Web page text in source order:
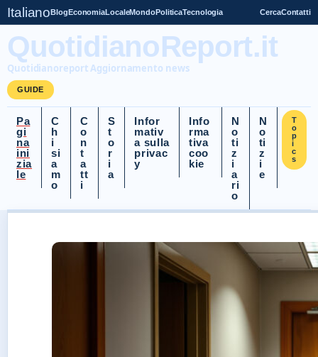
ItalianoBlogEconomiaLocaleMondoPoliticaTecnologia CercaContatti
QuotidianoReport.it
Quotidianoreport Aggiornamento news
GUIDE
Pa
gi
na
ini
zia
le
C
h
i
si
a
m
o
C
o
n
t
a
tt
i
S
t
o
r
i
a
Infor
mativ
a sulla
privac
y
Info
rma
tiva
coo
kie
N
o
ti
z
i
a
ri
o
N
o
ti
z
i
e
T
o
p
i
c
s